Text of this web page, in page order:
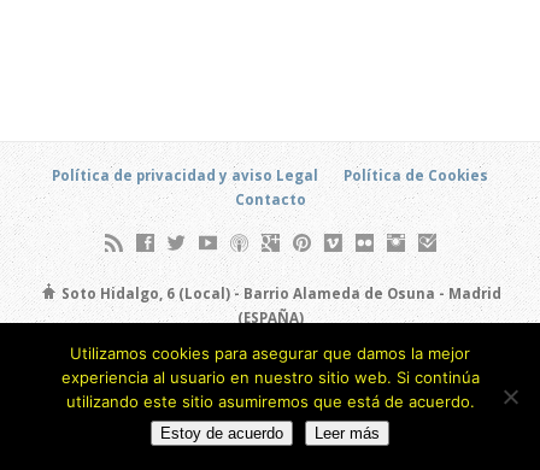
Política de privacidad y aviso Legal
Política de Cookies
Contacto
Soto Hidalgo, 6 (Local) - Barrio Alameda de Osuna - Madrid
(ESPAÑA)
Copyright © 2026
Utilizamos cookies para asegurar que damos la mejor
experiencia al usuario en nuestro sitio web. Si continúa
utilizando este sitio asumiremos que está de acuerdo.
Estoy de acuerdo Leer más